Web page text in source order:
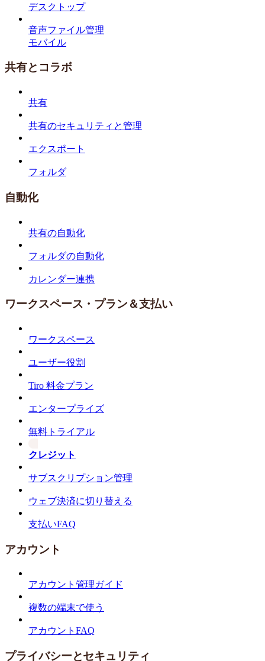
デスクトップ
音声ファイル管理
モバイル
共有とコラボ
共有
共有のセキュリティと管理
エクスポート
フォルダ
自動化
共有の自動化
フォルダの自動化
カレンダー連携
ワークスペース・プラン＆支払い
ワークスペース
ユーザー役割
Tiro 料金プラン
エンタープライズ
無料トライアル
クレジット
サブスクリプション管理
ウェブ決済に切り替える
支払いFAQ
アカウント
アカウント管理ガイド
複数の端末で使う
アカウントFAQ
プライバシーとセキュリティ